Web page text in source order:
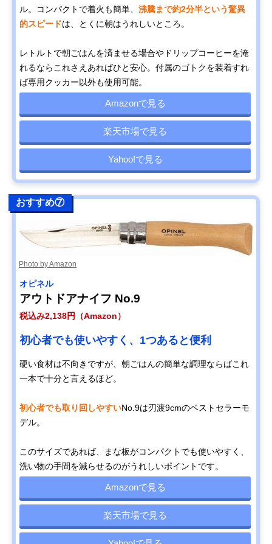
ル。コンパクトで着火も簡単、 沸騰まで約2分半という驚異
的スピードは、とくに朝はうれしいところ。
レトルトで朝ごはんを済ませる場合やドリップコーヒーを淹
れるならこれさえあればひと安心。付属のゴトクを装着すれ
ば専用クッカー以外も使用可能。
Amazonで見る
楽天市場で見る
Yahoo!で見る
おすすめ⑦
Photo by Amazon
オピネル
アウトドアナイフ No.9
税込み2,138円（Amazon）
初心者でも使いやすく、1つあると便利
硬い食材は不向きですが、朝ごはんの簡単な調理ならばこれ
一本で十分と言えるほど。
初心者でも取り回しやすいNo.9は刃渡9cmのベストセラーモ
デル。
このサイズであれば、まな板がコンパクトでも使いやすく、
洗い物の手間を減らせるのがうれしいポイントです。
Amazonで見る
楽天市場で見る